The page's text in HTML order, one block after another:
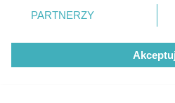
Żaden utwór zamieszczony w serwisie
zmienić/wycofać klikając
znajdujący się w lewym dolnym
rodzaje przetwarzania danych
użytkownika, ale masz prawo
przetwarzaniu. Preferencje będą
PARTNERZY